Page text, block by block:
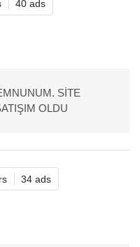
40 ads
SİTE
OLDU
34 ads